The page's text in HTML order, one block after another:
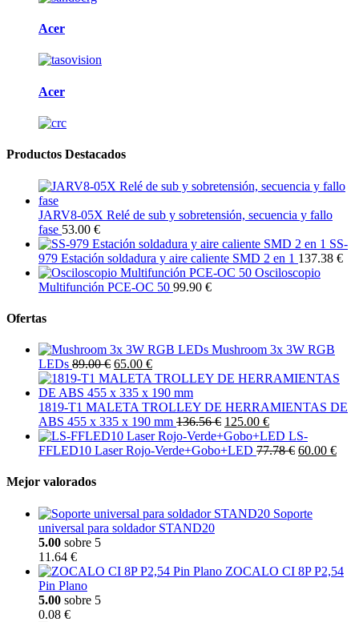
Acer
Acer
Productos Destacados
JARV8-05X Relé de sub y sobretensión, secuencia y fallo
fase 53.00 €
SS-
979 Estación soldadura y aire caliente SMD 2 en 1 137.38 €
Osciloscopio
Multifunción PCE-OC 50 99.90 €
Ofertas
Mushroom 3x 3W RGB
LEDs 89.00 € 65.00 €
1819-T1 MALETA TROLLEY DE HERRAMIENTAS DE
ABS 455 x 335 x 190 mm 136.56 € 125.00 €
LS-
FFLED10 Laser Rojo-Verde+Gobo+LED 77.78 € 60.00 €
Mejor valorados
Soporte
universal para soldador STAND20
5.00 sobre 5
11.64 €
ZOCALO CI 8P P2,54
Pin Plano
5.00 sobre 5
0.08 €